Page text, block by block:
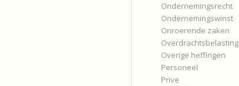
Ondernemingsrecht
Ondernemingswinst
Onroerende zaken
Overdrachtsbelasting
Overige heffingen
Personeel
Prive